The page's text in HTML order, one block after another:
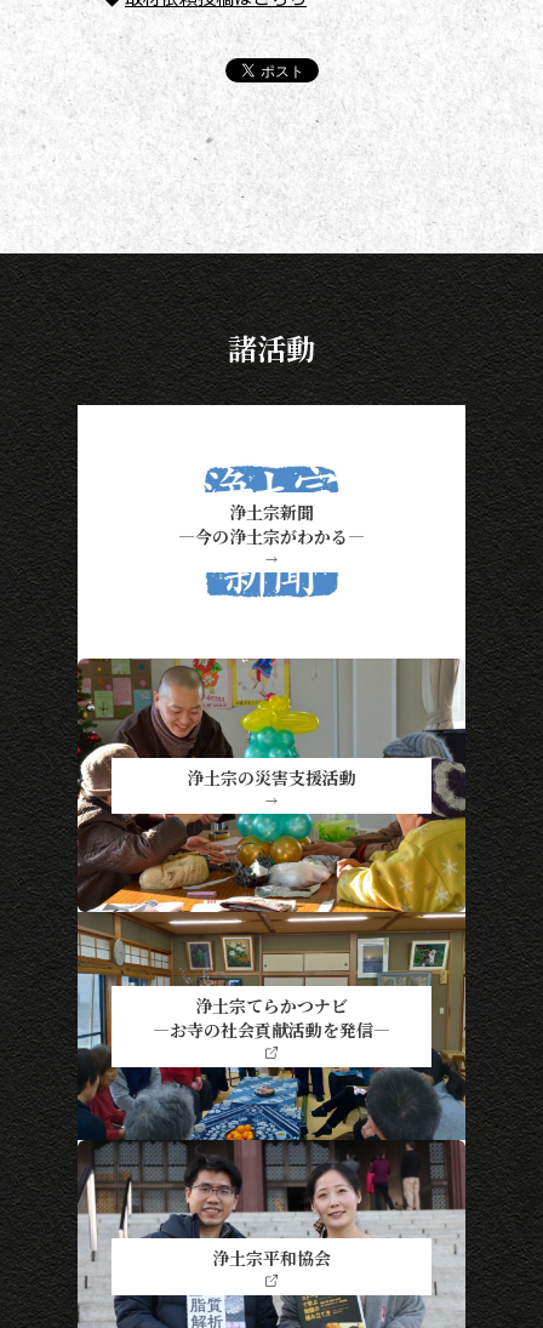
諸活動
浄土宗新聞
―今の浄土宗がわかる―
→
浄土宗の災害支援活動
→
浄土宗てらかつナビ
―お寺の社会貢献活動を発信―
浄土宗平和協会